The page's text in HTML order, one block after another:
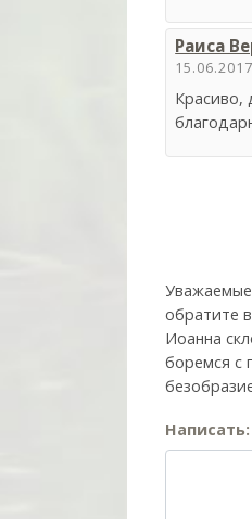
Раиса
Красиво,
обратите
Иоанна
боремся с
Написать: